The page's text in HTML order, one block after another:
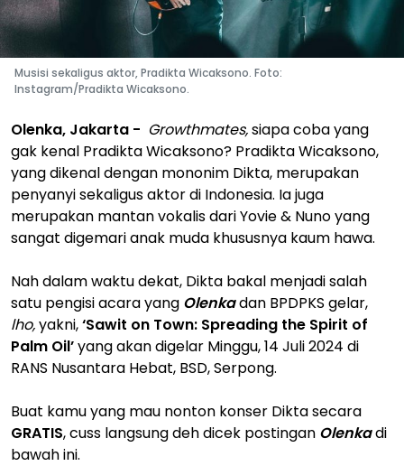
Musisi sekaligus aktor, Pradikta Wicaksono. Foto:
Instagram/Pradikta Wicaksono.
Olenka, Jakarta - Growthmates,siapa coba yang
gak kenal Pradikta Wicaksono? Pradikta Wicaksono,
yang dikenal dengan mononim Dikta, merupakan
penyanyi sekaligus aktor di Indonesia. Ia juga
merupakan mantan vokalis dari Yovie & Nuno yang
sangat digemari anak muda khususnya kaum hawa.
Nah dalam waktu dekat, Dikta bakal menjadi salah
satu pengisi acara yang Olenkadan BPDPKS gelar,
lho,yakni,‘Sawit on Town: Spreading the Spirit of
Palm Oil’yang akan digelar Minggu, 14 Juli 2024 di
RANS Nusantara Hebat, BSD, Serpong.
Buat kamu yang mau nonton konser Dikta secara
GRATIS, cuss langsung deh dicek postingan Olenkadi
bawah ini.